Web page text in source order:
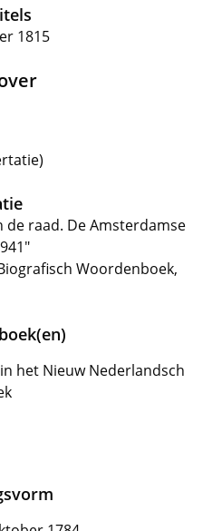
1815
de raad. De Amsterdamse
Woordenboek,
het Nieuw Nederlandsch